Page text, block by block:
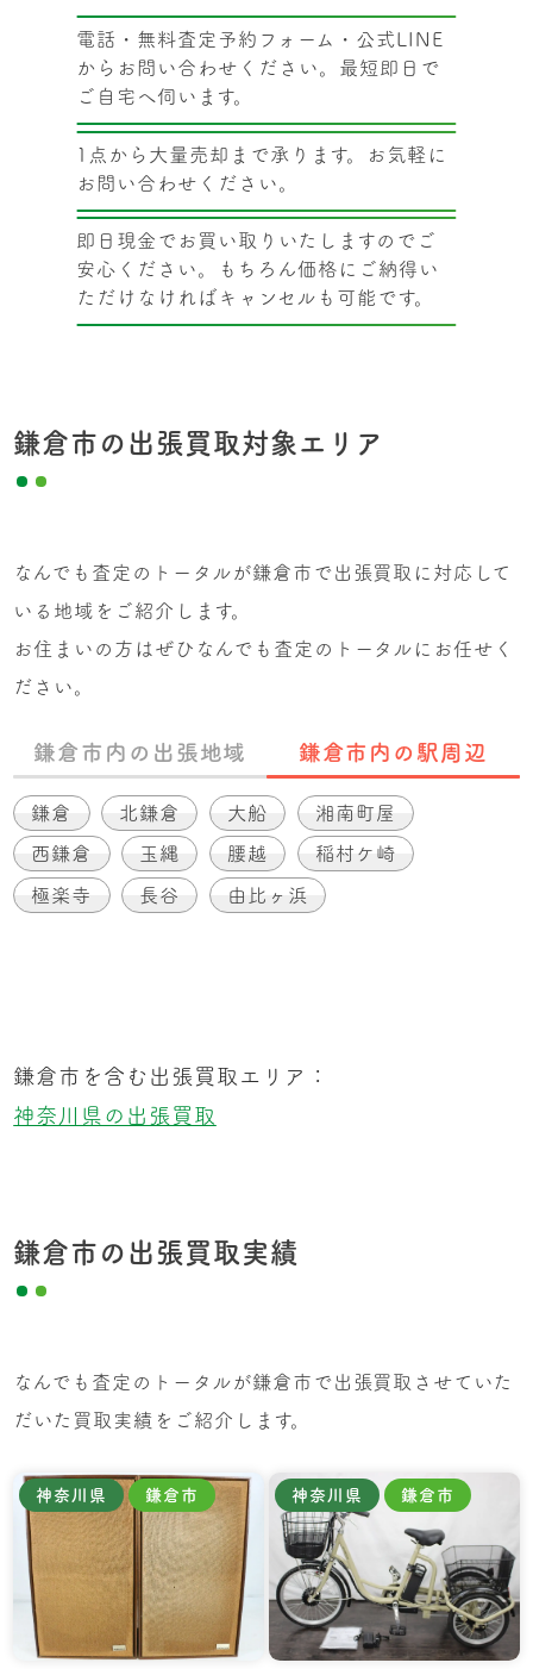
電話・無料査定予約フォーム・公式LINE
からお問い合わせください。最短即日で
ご自宅へ伺います。
1点から大量売却まで承ります。お気軽に
お問い合わせください。
即日現金でお買い取りいたしますのでご
安心ください。もちろん価格にご納得い
ただけなければキャンセルも可能です。
鎌倉市の出張買取対象エリア
なんでも査定のトータルが鎌倉市で出張買取に対応して
いる地域をご紹介します。
お住まいの方はぜひなんでも査定のトータルにお任せく
ださい。
鎌倉市内の出張地域 鎌倉市内の駅周辺
鎌倉 北鎌倉 大船 湘南町屋
西鎌倉 玉縄 腰越 稲村ケ崎
極楽寺 長谷 由比ヶ浜
鎌倉市を含む出張買取エリア：
神奈川県の出張買取
鎌倉市の出張買取実績
なんでも査定のトータルが鎌倉市で出張買取させていた
だいた買取実績をご紹介します。
神奈川県 鎌倉市 神奈川県 鎌倉市